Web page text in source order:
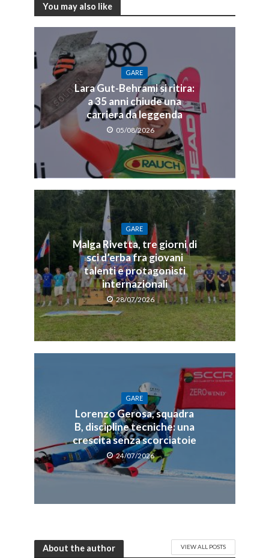
You may also like
GARE
Lara Gut-Behrami si ritira:
a 35 anni chiude una
carriera da leggenda
05/08/2026
GARE
Malga Rivetta, tre giorni di
sci d’erba fra giovani
talenti e protagonisti
internazionali
28/07/2026
GARE
Lorenzo Gerosa, squadra
B, discipline tecniche: una
crescita senza scorciatoie
24/07/2026
About the author VIEW ALL POSTS